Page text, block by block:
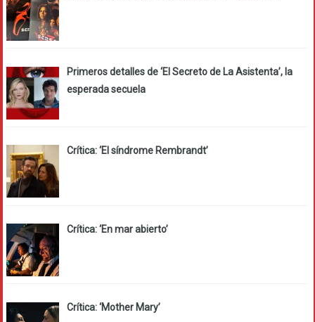
Primeros detalles de ‘El Secreto de La Asistenta’, la
esperada secuela
Crítica: ‘El síndrome Rembrandt’
Crítica: ‘En mar abierto’
Crítica: ‘Mother Mary’